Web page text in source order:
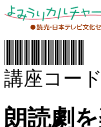
講座コー
朗読劇